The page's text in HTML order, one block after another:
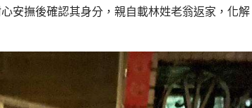
安撫後確認其身分，親自載林姓老翁返家，化解